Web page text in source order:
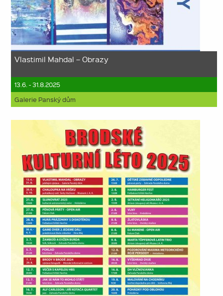
Vlastimil Mahdal – Obrazy
13.6. - 31.8.2025
Galerie Panský dům